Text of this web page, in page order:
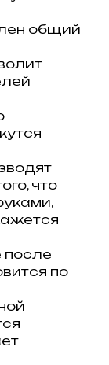
общий
что
после
по